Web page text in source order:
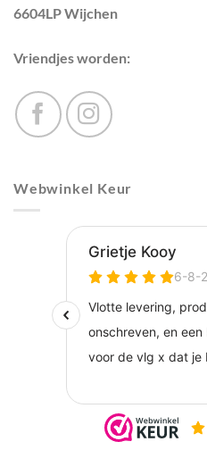
6604LP Wijchen
Vriendjes worden:
Webwinkel Keur